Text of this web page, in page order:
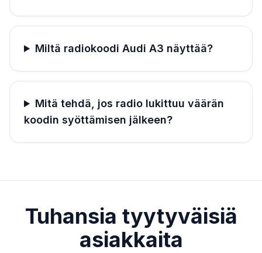
Miltä radiokoodi Audi A3 näyttää?
Mitä tehdä, jos radio lukittuu väärän
koodin syöttämisen jälkeen?
Tuhansia tyytyväisiä
asiakkaita